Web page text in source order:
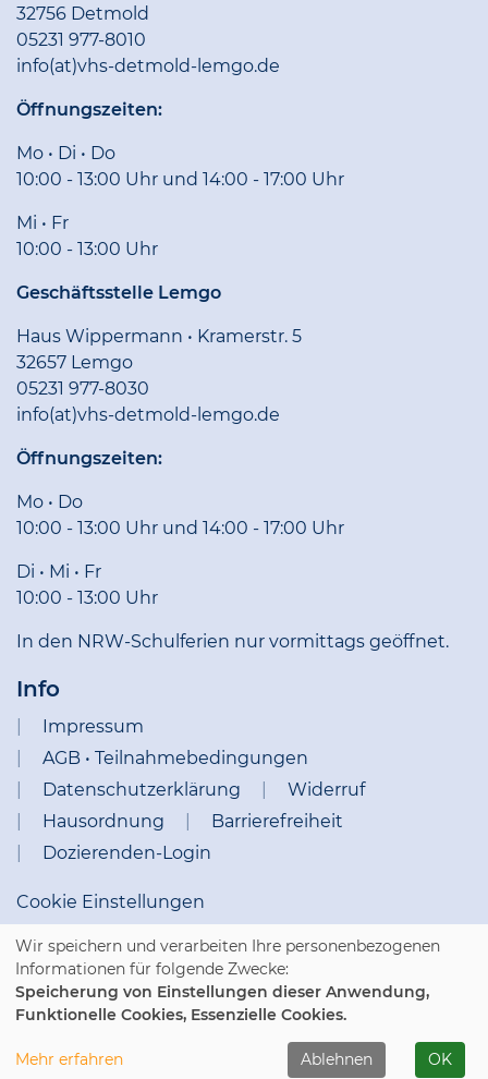
32756 Detmold
05231 977-8010
info(at)vhs-detmold-lemgo.de
Öffnungszeiten:
Mo • Di • Do
10:00 - 13:00 Uhr und 14:00 - 17:00 Uhr
Mi • Fr
10:00 - 13:00 Uhr
Geschäftsstelle Lemgo
Haus Wippermann • Kramerstr. 5
32657 Lemgo
05231 977-8030
info(at)vhs-detmold-lemgo.de
Öffnungszeiten:
Mo • Do
10:00 - 13:00 Uhr und 14:00 - 17:00 Uhr
Di • Mi • Fr
10:00 - 13:00 Uhr
In den NRW-Schulferien nur vormittags geöffnet.
Info
Impressum
AGB • Teilnahmebedingungen
Datenschutzerklärung
Widerruf
Hausordnung
Barrierefreiheit
Dozierenden-Login
Cookie Einstellungen
Wir speichern und verarbeiten Ihre personenbezogenen
Informationen für folgende Zwecke:
Speicherung von Einstellungen dieser Anwendung,
Funktionelle Cookies, Essenzielle Cookies.
Mehr erfahren Ablehnen OK